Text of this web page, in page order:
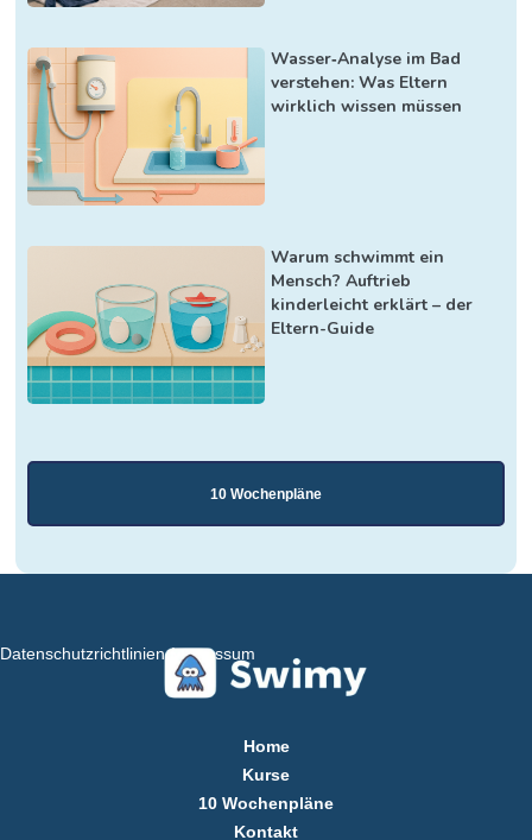
Wasser‑Analyse im Bad
verstehen: Was Eltern
wirklich wissen müssen
Warum schwimmt ein
Mensch? Auftrieb
kinderleicht erklärt – der
Eltern-Guide
10 Wochenpläne
Datenschutzrichtlinien Impressum
Home
Kurse
10 Wochenpläne
Kontakt